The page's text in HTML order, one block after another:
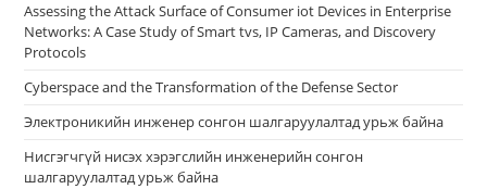
Assessing the Attack Surface of Consumer iot Devices in Enterprise
Networks: A Case Study of Smart tvs, IP Cameras, and Discovery
Protocols
Cyberspace and the Transformation of the Defense Sector
Электроникийн инженер сонгон шалгаруулалтад урьж байна
Нисгэгчгүй нисэх хэрэгслийн инженерийн сонгон
шалгаруулалтад урьж байна